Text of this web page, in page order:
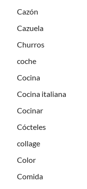
Cazón
Cazuela
Churros
coche
Cocina
Cocina italiana
Cocinar
Cócteles
collage
Color
Comida